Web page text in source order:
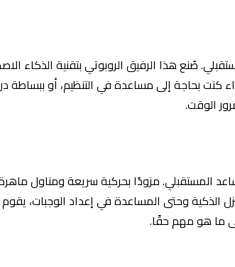
صُنع هذا الرفيق الروبوتي بتقنية
كنت بحاجة إلى مساعدة في التنظيم، أو ببساطة
الوقت.
المستقبلي. مزودًا بحركية سريعة ومناول
الذكية وحتى المساعدة في إعداد الوجبات،
ما هو مهم حقًا.